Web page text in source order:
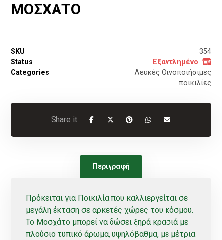
ΜΟΣΧΑΤΟ
SKU
354
Status
Εξαντλημένο
Categories
Λευκές Οινοποιήσιμες
ποικιλίες
Περιγραφή
Πρόκειται για Ποικιλία που καλλιεργείται σε
μεγάλη έκταση σε αρκετές χώρες του κόσμου.
Το Μοσχάτο μπορεί να δώσει ξηρά κρασιά με
πλούσιο τυπικό άρωμα, υψηλόβαθμα, με μέτρια